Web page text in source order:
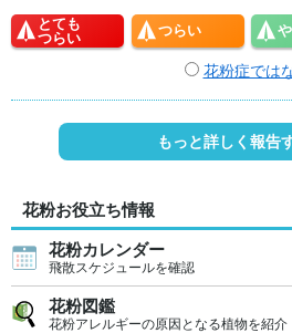
とても
つらい
つらい
花粉症では
もっと詳しく報告
花粉お役立ち情報
花粉カレンダー
飛散スケジュールを確認
花粉図鑑
花粉アレルギーの原因となる植物を紹介